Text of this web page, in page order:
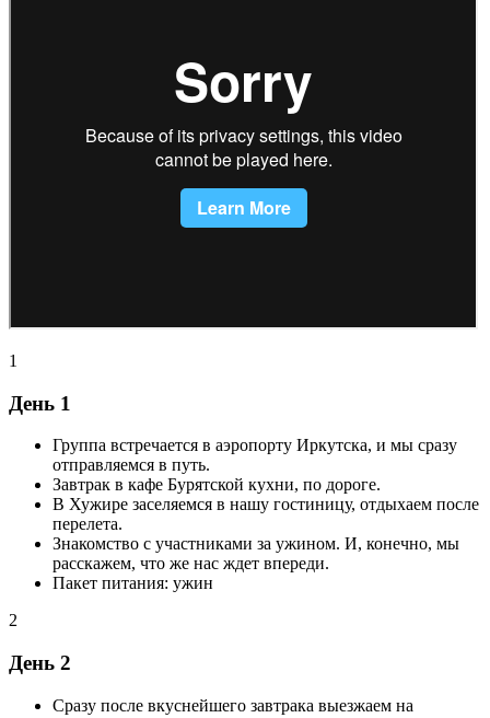
1
День 1
Группа встречается в аэропорту Иркутска, и мы сразу
отправляемся в путь.
Завтрак в кафе Бурятской кухни, по дороге.
В Хужире заселяемся в нашу гостиницу, отдыхаем после
перелета.
Знакомство c участниками за ужином. И, конечно, мы
расскажем, что же нас ждет впереди.
Пакет питания: ужин
2
День 2
Сразу после вкуснейшего завтрака выезжаем на